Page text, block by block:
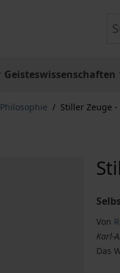
Geisteswissenschaften
Philosophie / Stiller Zeuge
Von
Karl-
Das